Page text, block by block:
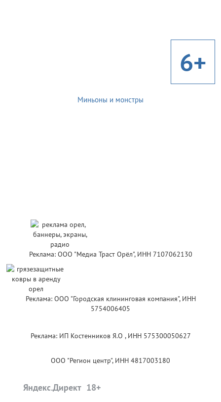
6+
Миньоны и монстры
Реклама: ООО "Медиа Траст Орёл", ИНН 7107062130
Реклама: ООО "Городская клининговая компания", ИНН
5754006405
Реклама: ИП Костенников Я.О , ИНН 575300050627
ООО "Регион центр", ИНН 4817003180
Яндекс.Директ